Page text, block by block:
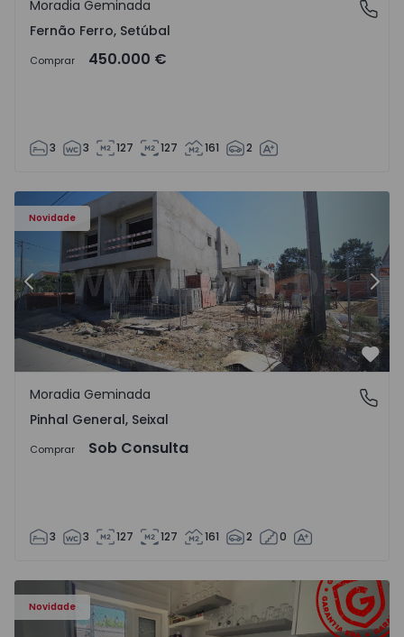
Fernão Ferro, Setúbal
Moradia Geminada
Fernão Ferro, Setúbal
Comprar 450.000 €
3 3 127 127 161 2
Novidade
- 1
Moradia Geminada T3 Seixal, Pinhal General - 1574940 - 2
Anterior
Pinhal General, Seixal
Moradia Geminada
Pinhal General, Seixal
Comprar Sob Consulta
3 3 127 127 161 2 0
Novidade
Apartamento T5 Almada, Funchalinho - 1574997 - 1